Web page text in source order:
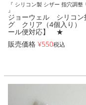
『 シリコン製 シザー 指穴調整
』
ジョーウェル シリコン
グ クリア（4個入り）
ール便対応】 ★
販売価格 ¥550税込